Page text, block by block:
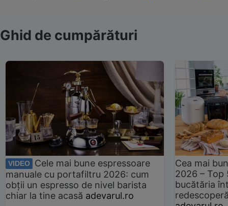
Ghid de cumpărături
VIDEO
Cele mai bune espressoare
manuale cu portafiltru 2026: cum
obții un espresso de nivel barista
chiar la tine acasă adevarul.ro
Cea mai
2026 –
bucătăria